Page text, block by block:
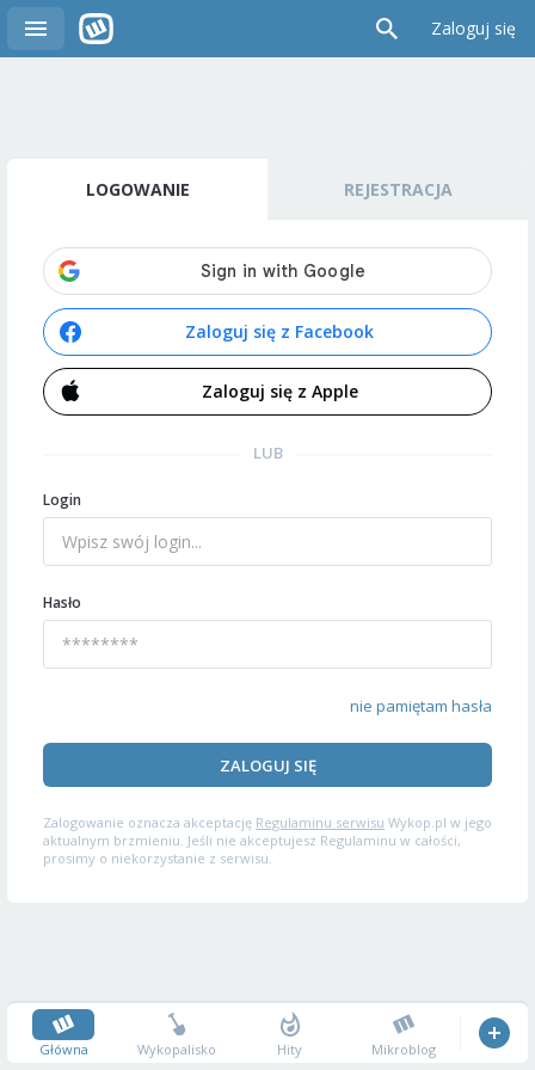
Zaloguj się
LOGOWANIE REJESTRACJA
Zaloguj się z Facebook
Zaloguj się z Apple
LUB
Login
Hasło
nie pamiętam hasła
ZALOGUJ SIĘ
Zalogowanie oznacza akceptację Regulaminu serwisu Wykop.pl w jego
aktualnym brzmieniu. Jeśli nie akceptujesz Regulaminu w całości,
prosimy o niekorzystanie z serwisu.
Główna Wykopalisko Hity Mikroblog